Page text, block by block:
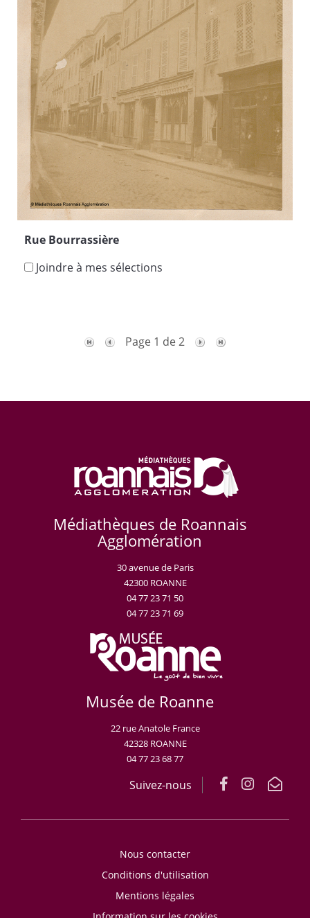
Rue Bourrassière
Joindre à mes sélections
Page 1 de 2
Médiathèques de Roannais
Agglomération
30 avenue de Paris
42300 ROANNE
04 77 23 71 50
04 77 23 71 69
Musée de Roanne
22 rue Anatole France
42328 ROANNE
04 77 23 68 77
Suivez-nous
Nous contacter
Conditions d'utilisation
Mentions légales